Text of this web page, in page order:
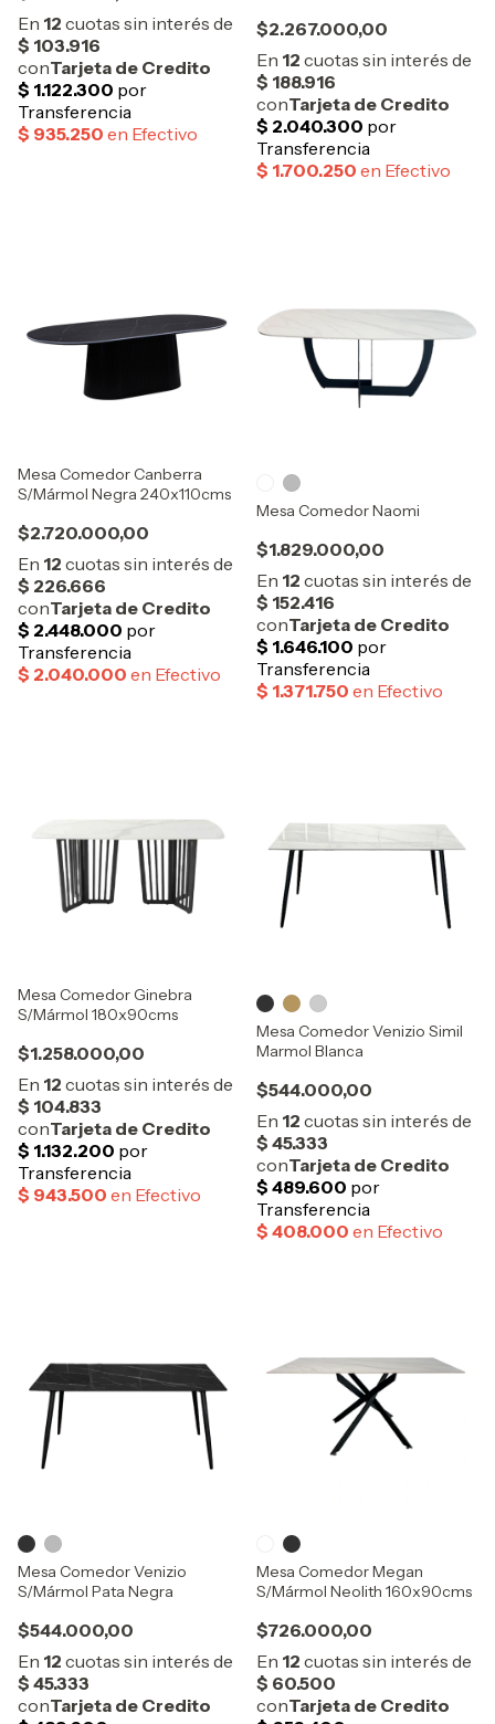
$2.267.000,00
Mesa Comedor Canberra
S/Mármol Negra 240x110cms
$2.720.000,00
Mesa Comedor Naomi
$1.829.000,00
Mesa Comedor Ginebra
S/Mármol 180x90cms
$1.258.000,00
Mesa Comedor Venizio Simil
Marmol Blanca
$544.000,00
Mesa Comedor Venizio
S/Mármol Pata Negra
$544.000,00
Mesa Comedor Megan
S/Mármol Neolith 160x90cms
$726.000,00